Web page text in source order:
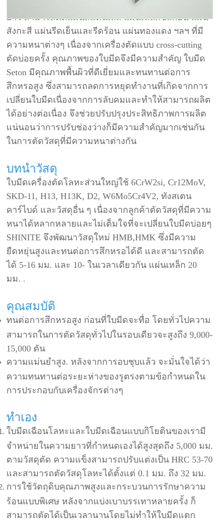
กรรไกรประตู กรรไกรบิน และกรรไกรตัดตามความ
ยาว สามารถตัดแผ่นสแตนเลส แผ่นเหล็กซิลิกอน แผ่น
สังกะสี แผ่นรีดเย็นและรีดร้อน แผ่นทองแดง ฯลฯ ที่มี
ความหนาต่างๆ เนื่องจากเครื่องตัดแบบ cross-cutting
ตัดบ่อยครั้ง คุณภาพของใบมีดจึงมีความสำคัญ ใบมีด
Seton มีคุณภาพพื้นผิวที่ดีเยี่ยมและทนทานต่อการ
สึกหรอสูง ซึ่งสามารถลดการหยุดทำงานที่เกิดจากการ
เปลี่ยนใบมีดเนื่องจากการลับคมและทำให้สามารถผลิต
ได้อย่างต่อเนื่อง จึงช่วยปรับปรุงประสิทธิภาพการผลิต
แน่นอนว่าการปรับช่องว่างก็มีความสำคัญมากเช่นกัน
ในการตัดวัสดุที่มีความหนาต่างกัน
บทนำวัสดุ
ใบมีดเครื่องตัดโลหะส่วนใหญ่ใช้ 6CrW2si, Cr12MoV,
SKD-11, H13, H13K, D2, W6Mo5Cr4V2, ทังสเตน
คาร์ไบด์ และวัสดุอื่น ๆ เนื่องจากลูกค้าตัดวัสดุที่มีความ
หนาได้หลากหลายและไม่เต็มใจที่จะเปลี่ยนใบมีดบ่อยๆ
SHINITE จึงพัฒนาวัสดุใหม่ HMB,HMK ซึ่งมีความ
ยืดหยุ่นสูงและทนต่อการสึกหรอได้ดี และสามารถตัด
ได้ 5-16 มม. และ 10- ในเวลาเดียวกัน แผ่นเหล็ก 20
มม. .
คุณสมบัติ
ทนต่อการสึกหรอสูง ก่อนที่ใบมีดจะทื่อ โดยทั่วไปความ
สามารถในการตัดวัสดุทั่วไปในรอบเดียวจะสูงถึง 9,000-
15,000 ตัน
ความแม่นยำสูง. หลังจากการอบชุบแล้ว จะมั่นใจได้ว่า
ความทนทานต่อระยะห่างของรูตรงตามข้อกำหนดใน
การประกอบกับเครื่องจักรต่างๆ
ทำเอง
ใบมีดเฉือนโลหะและใบมีดเฉือนแบบกิโยตินของเรามี
จำหน่ายในความยาวที่กำหนดเองได้สูงสุดถึง 5,000 มม.
ตามวัสดุตัด ความแข็งสามารถปรับแต่งเป็น HRC 53-70
และสามารถตัดวัสดุโลหะได้ตั้งแต่ 0.1 มม. ถึง 32 มม.
การใช้วัตถุดิบคุณภาพสูงและกระบวนการรักษาความ
ร้อนแบบพิเศษ หลังจากแบ่งเบาบรรเทาหลายครั้ง ก็
สามารถตัดได้เป็นเวลานานโดยไม่ทำให้ใบมีดแตก